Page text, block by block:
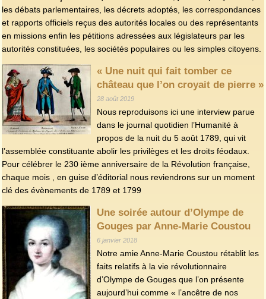
les débats parlementaires, les décrets adoptés, les correspondances
et rapports officiels reçus des autorités locales ou des représentants
en missions enfin les pétitions adressées aux législateurs par les
autorités constituées, les sociétés populaires ou les simples citoyens.
« Une nuit qui fait tomber ce
château que l’on croyait de pierre »
28 août 2019
Nous reproduisons ici une interview parue
dans le journal quotidien l’Humanité à
propos de la nuit du 5 août 1789, qui vit
l’assemblée constituante abolir les privilèges et les droits féodaux.
Pour célébrer le 230 ième anniversaire de la Révolution française,
chaque mois , en guise d’éditorial nous reviendrons sur un moment
clé des évènements de 1789 et 1799
Une soirée autour d’Olympe de
Gouges par Anne-Marie Coustou
6 janvier 2018
Notre amie Anne-Marie Coustou rétablit les
faits relatifs à la vie révolutionnaire
d’Olympe de Gouges que l’on présente
aujourd’hui comme « l’ancêtre de nos